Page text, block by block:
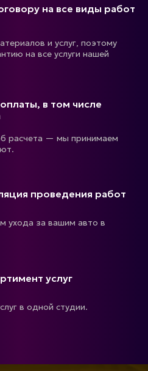
на все виды работ
и услуг, поэтому
на все услуги нашей
в том числе
расчета — мы принимаем
проведения работ
ухода за вашим авто в
услуг
в одной студии.